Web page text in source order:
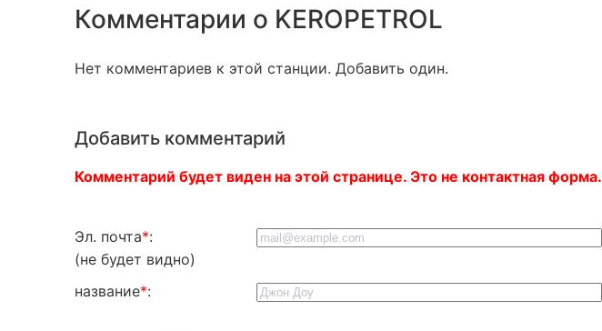
Комментарии о KEROPETROL
Нет комментариев к этой станции. Добавить один.
Добавить комментарий
Комментарий будет виден на этой странице. Это не контактная форма.
Эл. почта*:
(не будет видно)
название*: